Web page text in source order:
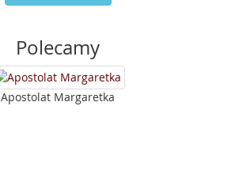
Polecamy
Apostolat Margaretka